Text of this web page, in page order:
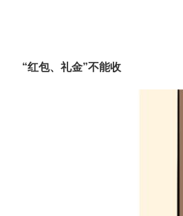
“红包、礼金”不能收